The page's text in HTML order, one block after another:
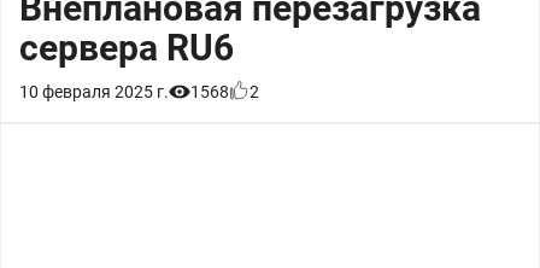
сервера RU6
10 февраля 2025 г. 1568 2